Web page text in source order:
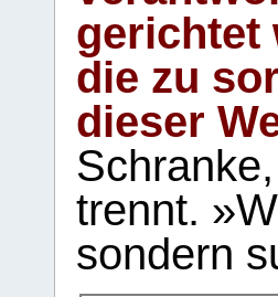
gerichtet
die zu
dieser
trennt.
sondern